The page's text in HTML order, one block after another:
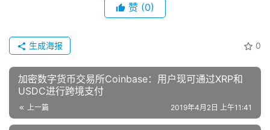
赞 (0)
0
生成海报
加密数字货币交易所Coinbase：用户现可通过XRP和
USDC进行跨境支付
上一篇 2019年4月2日 上午11:41